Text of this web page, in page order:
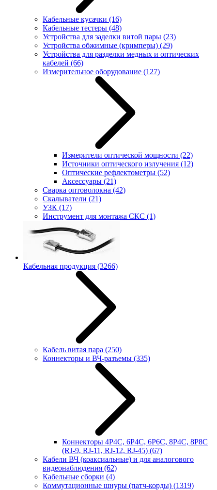
Кабельные кусачки (16)
Кабельные тестеры (48)
Устройства для заделки витой пары (23)
Устройства обжимные (кримперы) (29)
Устройства для разделки медных и оптических
кабелей (66)
Измерительное оборудование (127)
Измерители оптической мощности (22)
Источники оптического излучения (12)
Оптические рефлектометры (52)
Аксессуары (21)
Сварка оптоволокна (42)
Скалыватели (21)
УЗК (17)
Инструмент для монтажа СКС (1)
Кабельная продукция (3266)
Кабель витая пара (250)
Коннекторы и ВЧ-разъемы (335)
Коннекторы 4P4C, 6P4C, 6P6C, 8P4C, 8P8C
(RJ-9, RJ-11, RJ-12, RJ-45) (67)
Кабели ВЧ (коаксиальные) и для аналогового
видеонаблюдения (62)
Кабельные сборки (4)
Коммутационные шнуры (патч-корды) (1319)